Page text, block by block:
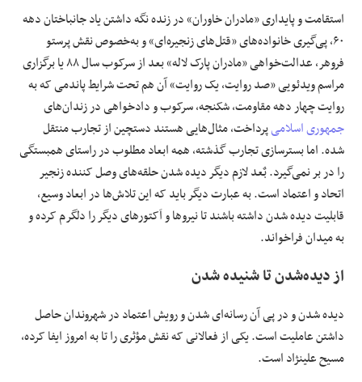
استقامت و پایداری «مادران خاوران» در زنده نگه داشتن یاد جانباختان دهه
۶۰، پی‌گیری خانواده‌های «قتل‌های زنجیره‌ای» و به‌خصوص نقش پرستو
فروهر، عدالت‌خواهی «مادران پارک لاله» بعد از سرکوب سال ٨٨ یا برگزاری
مراسم ویدئویی «صد روایت، یک روایت» آن هم تحت شرایط پاندمی که به
روایت چهار دهه مقاومت، شکنجه، سرکوب و دادخواهی در زندان‌های
جمهوری اسلامیپرداخت، مثال‌هایی هستند دستچین از تجارب منتقل
شده. اما بسترسازی تجارب گذشته، همه ابعاد مطلوب در راستای همبستگی
را در بر نمی‌گیرد. بٌعد لازم دیگر دیده شدن حلقه‌های وصل کننده زنجیر
اتحاد و اعتماد است. به عبارت دیگر باید که این تلاش‌ها در ابعاد وسیع،
قابلیت دیده شدن داشته باشند تا نیروها و اَکتورهای دیگر را دلگرم کرده و
به میدان فراخواند.
از دیده‌شدن تا شنیده شدن
دیده شدن و در پی آن رسانه‌ای شدن و رویش اعتماد در شهروندان حاصل
داشتن عاملیت است. یکی از فعالانی که نقش مؤثری را تا به امروز ایفا کرده،
مسیح علینژاد است.